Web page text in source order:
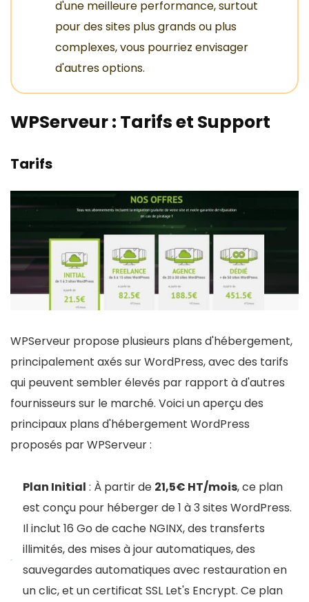
d'une meilleure performance, surtout
pour des sites plus grands ou plus
complexes, vous pourriez envisager
d'autres options.
WPServeur : Tarifs et Support
Tarifs
WPServeur propose plusieurs plans d'hébergement,
principalement axés sur WordPress, avec des tarifs
qui peuvent sembler élevés par rapport à d'autres
fournisseurs sur le marché. Voici un aperçu des
principaux plans d'hébergement WordPress
proposés par WPServeur :
Plan Initial : À partir de 21,5€ HT/mois, ce plan
est conçu pour héberger de 1 à 3 sites WordPress.
Il inclut 16 Go de cache NGINX, des transferts
illimités, des mises à jour automatiques, des
sauvegardes automatiques avec restauration en
un clic, et un certificat SSL Let's Encrypt. Ce plan